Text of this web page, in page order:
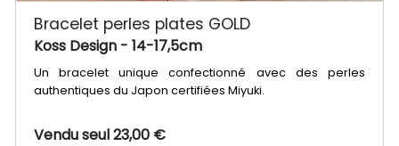
Bracelet perles plates GOLD
Koss Design - 14-17,5cm
Un bracelet unique confectionné avec des perles
authentiques du Japon certifiées Miyuki.
Vendu seul 23,00 €